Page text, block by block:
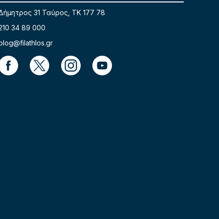
31 Ταύρος, TK 177 78
34 89 000